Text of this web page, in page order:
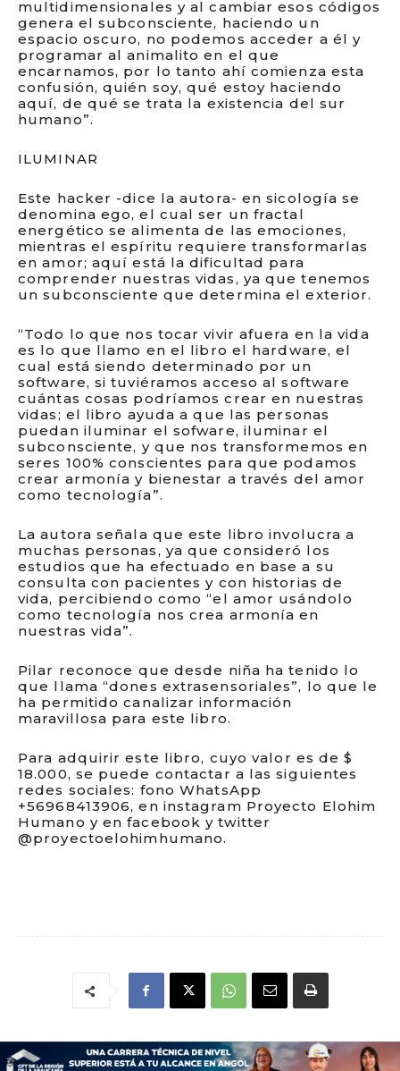
multidimensionales y al cambiar esos códigos
genera el subconsciente, haciendo un
espacio oscuro, no podemos acceder a él y
programar al animalito en el que
encarnamos, por lo tanto ahí comienza esta
confusión, quién soy, qué estoy haciendo
aquí, de qué se trata la existencia del sur
humano”.
ILUMINAR
Este hacker -dice la autora- en sicología se
denomina ego, el cual ser un fractal
energético se alimenta de las emociones,
mientras el espíritu requiere transformarlas
en amor; aquí está la dificultad para
comprender nuestras vidas, ya que tenemos
un subconsciente que determina el exterior.
“Todo lo que nos tocar vivir afuera en la vida
es lo que llamo en el libro el hardware, el
cual está siendo determinado por un
software, si tuviéramos acceso al software
cuántas cosas podríamos crear en nuestras
vidas; el libro ayuda a que las personas
puedan iluminar el sofware, iluminar el
subconsciente, y que nos transformemos en
seres 100% conscientes para que podamos
crear armonía y bienestar a través del amor
como tecnología”.
La autora señala que este libro involucra a
muchas personas, ya que consideró los
estudios que ha efectuado en base a su
consulta con pacientes y con historias de
vida, percibiendo como “el amor usándolo
como tecnología nos crea armonía en
nuestras vida”.
Pilar reconoce que desde niña ha tenido lo
que llama “dones extrasensoriales”, lo que le
ha permitido canalizar información
maravillosa para este libro.
Para adquirir este libro, cuyo valor es de $
18.000, se puede contactar a las siguientes
redes sociales: fono WhatsApp
+56968413906, en instagram Proyecto Elohim
Humano y en facebook y twitter
@proyectoelohimhumano.